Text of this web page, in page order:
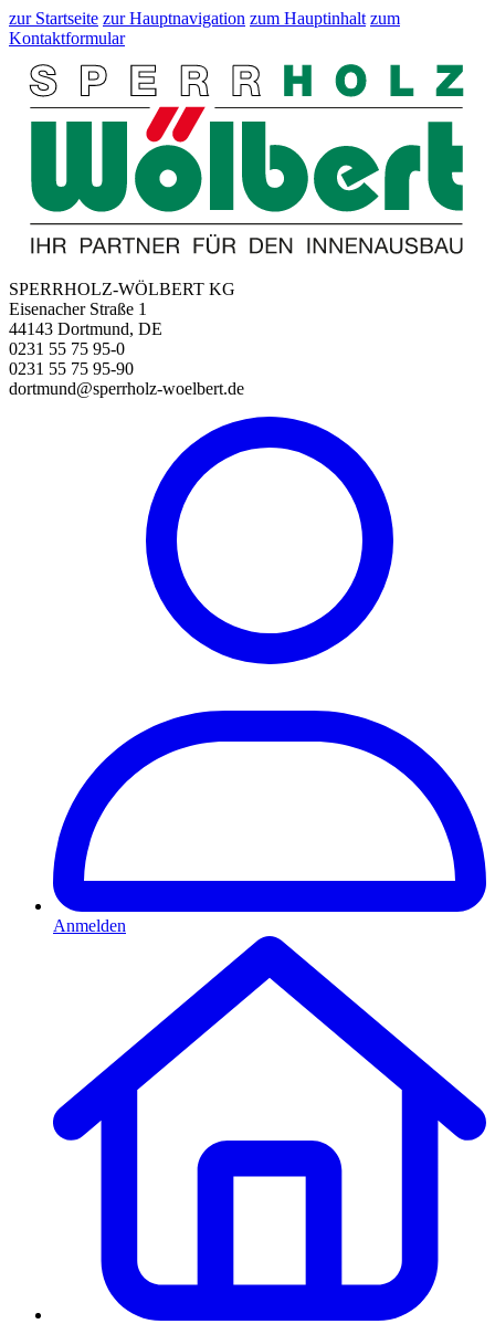
zur Startseite zur Hauptnavigation zum Hauptinhalt zum
Kontaktformular
SPERRHOLZ-WÖLBERT KG
Eisenacher Straße 1
44143 Dortmund, DE
0231 55 75 95-0
0231 55 75 95-90
dortmund@sperrholz-woelbert.de
Anmelden